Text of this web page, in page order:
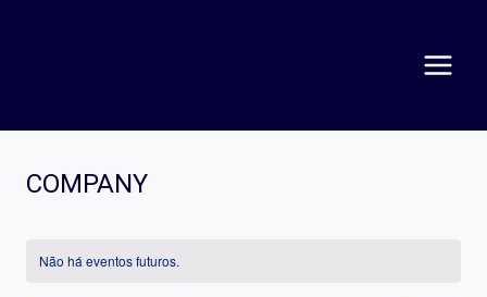
COMPANY
Não há eventos futuros.